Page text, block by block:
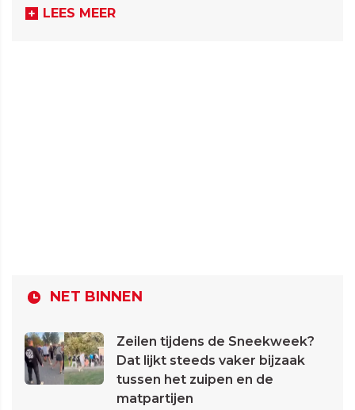
LEES MEER
NET BINNEN
Zeilen tijdens de Sneekweek?
Dat lijkt steeds vaker bijzaak
tussen het zuipen en de
matpartijen